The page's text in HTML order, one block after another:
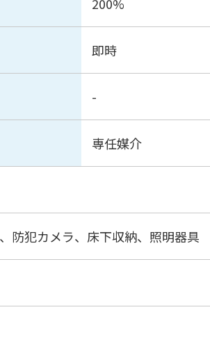
即時
-
専任媒介
防犯カメラ、床下収納、照明器具